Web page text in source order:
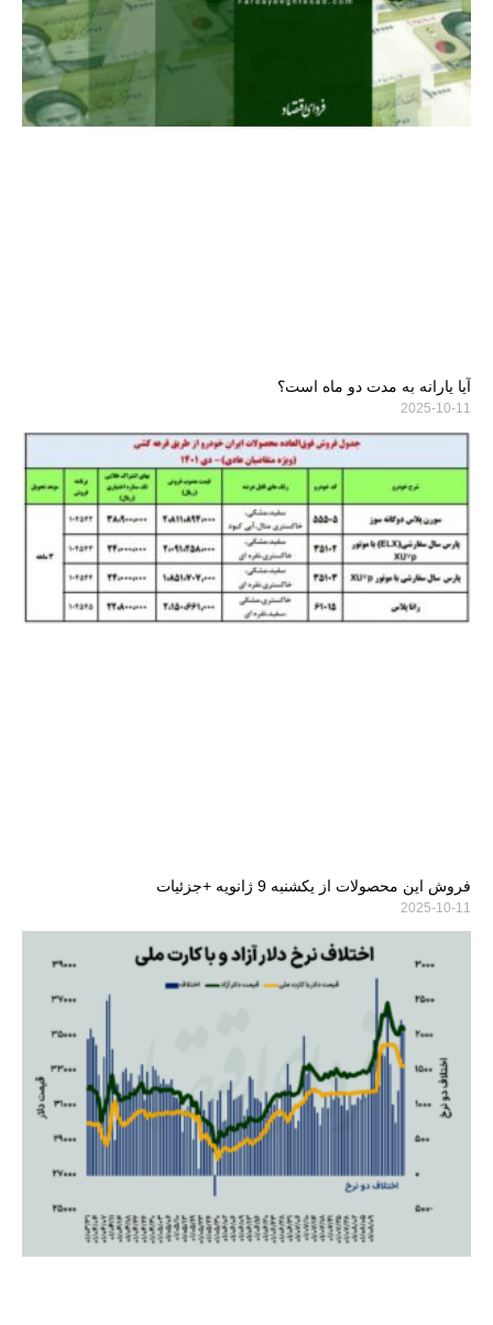
آیا یارانه به مدت دو ماه است؟
2025-10-11
فروش این محصولات از یکشنبه 9 ژانویه +جزئیات
2025-10-11